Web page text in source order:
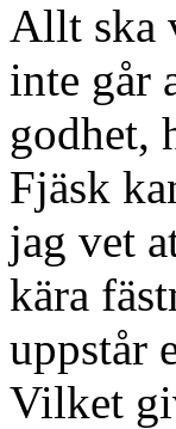
Allt ska
inte går
godhet,
Fjäsk
jag vet
kära
uppstår
Vilket